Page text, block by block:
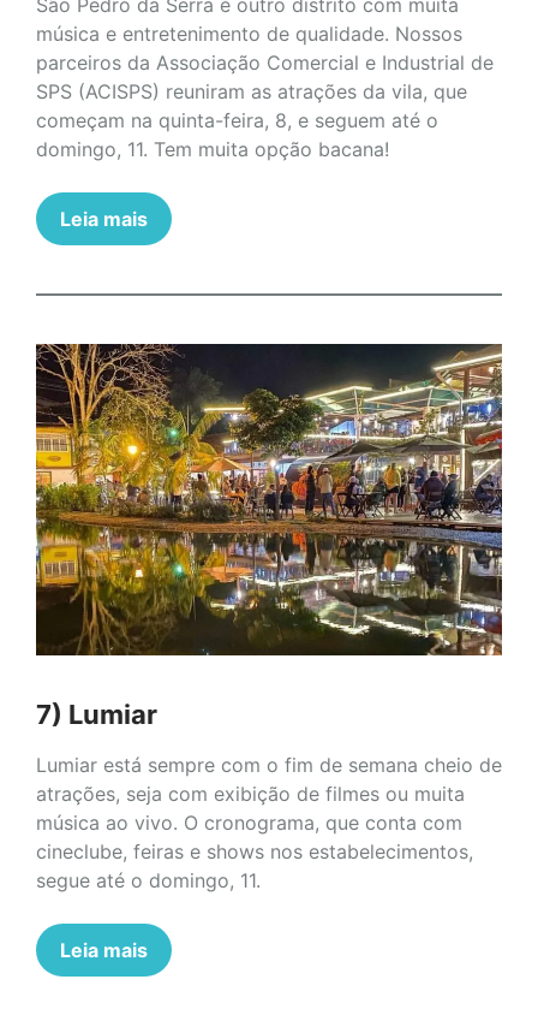
São Pedro da Serra é outro distrito com muita
música e entretenimento de qualidade. Nossos
parceiros da Associação Comercial e Industrial de
SPS (ACISPS) reuniram as atrações da vila, que
começam na quinta-feira, 8, e seguem até o
domingo, 11. Tem muita opção bacana!
Leia mais
7) Lumiar
Lumiar está sempre com o fim de semana cheio de
atrações, seja com exibição de filmes ou muita
música ao vivo. O cronograma, que conta com
cineclube, feiras e shows nos estabelecimentos,
segue até o domingo, 11.
Leia mais